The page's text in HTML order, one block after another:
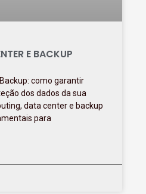
E BACKUP
como garantir
dos dados da sua
data center e backup
para